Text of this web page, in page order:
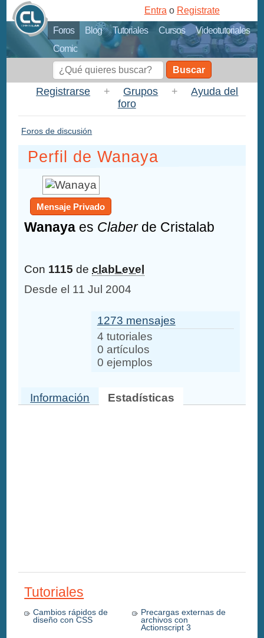
Foros Blog Tutoriales Cursos
Videotutoriales
Comic
Entra o Registrate
Buscar
Registrarse + Grupos +
Ayuda del
foro
Foros de discusión
Perfil de Wanaya
Mensaje Privado
Wanaya es Claberde Cristalab
Con 1115 declabLevel
Desde el 11 Jul 2004
1273 mensajes
4 tutoriales
0 artículos
0 ejemplos
Información Estadísticas
Tutoriales
Cambios rápidos de
diseño con CSS
Precargas externas de
archivos con
Actionscript 3